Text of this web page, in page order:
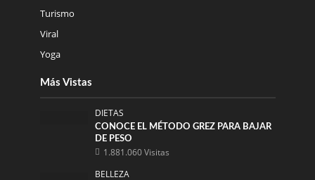
Turismo
Viral
Yoga
Más Vistas
DIETAS
CONOCE EL MÉTODO GREZ PARA BAJAR
DE PESO
1.881.060 Visitas
BELLEZA